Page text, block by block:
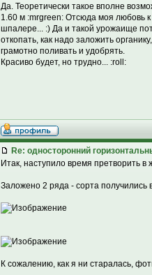
Да. Теоретически такое вполне
1.60 м :mrgreen: Отсюда моя любовь
шпалере... :) Да и такой урожаище
откопать, как надо заложить
грамотно поливать и удобрять.
Красиво будет, но трудно... :roll:
Re: односторонний
Итак, наступило время претворить
Заложено 2 ряда - сорта
К сожалению, как я ни старалась,